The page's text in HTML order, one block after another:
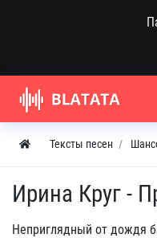
Тексты песен
Ирина Круг -
Неприглядный от дождя